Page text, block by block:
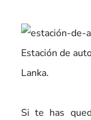
Estación de
Lanka.
Si te has